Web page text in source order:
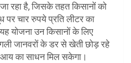
जा रहा है, जिसके तहत किसानों को
पर चार रुपये प्रति लीटर का
यह योजना उन किसानों के लिए
जानवरों के डर से खेती छोड़ रहे
का साधन मिल सकेगा।